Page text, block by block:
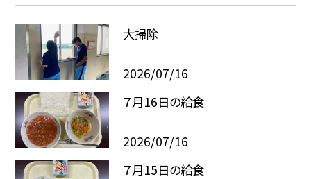
大掃除
2026/07/16
７月16日の給食
2026/07/16
７月15日の給食